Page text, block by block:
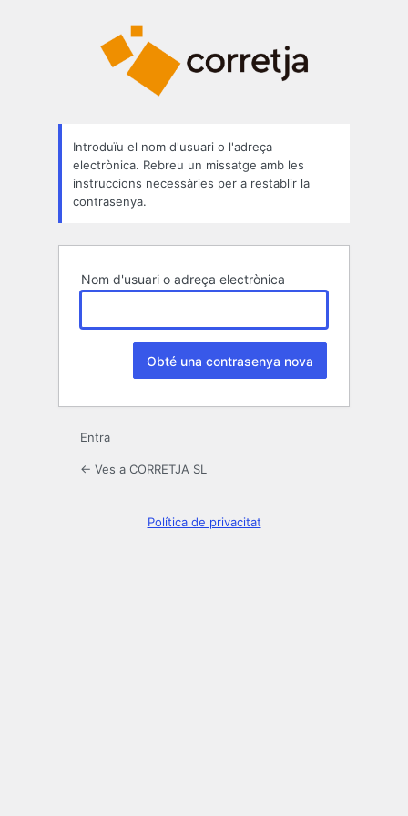
Introduïu el nom d'usuari o l'adreça
electrònica. Rebreu un missatge amb les
instruccions necessàries per a restablir la
contrasenya.
Nom d'usuari o adreça electrònica
Entra
← Ves a CORRETJA SL
Política de privacitat